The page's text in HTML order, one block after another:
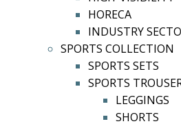
HORECA
INDUSTRY
SPORTS COLLECTION
SPORTS SETS
SPORTS
LEGGINGS
SHORTS